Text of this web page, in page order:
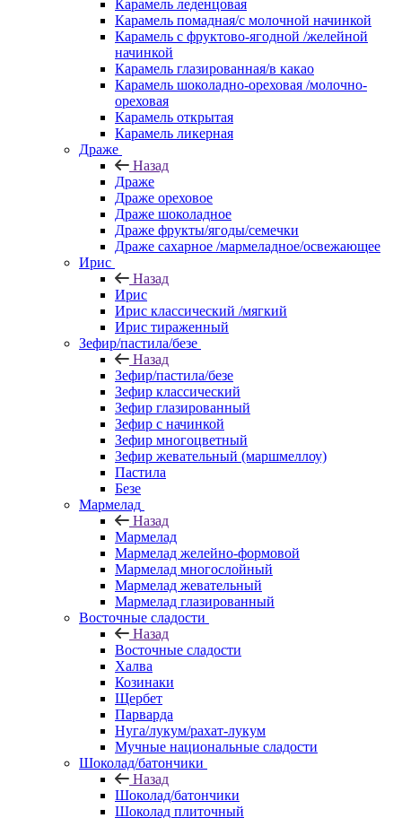
Карамель леденцовая
Карамель помадная/с молочной начинкой
Карамель с фруктово-ягодной /желейной
начинкой
Карамель глазированная/в какао
Карамель шоколадно-ореховая /молочно-
ореховая
Карамель открытая
Карамель ликерная
Драже
Назад
Драже
Драже ореховое
Драже шоколадное
Драже фрукты/ягоды/семечки
Драже сахарное /мармеладное/освежающее
Ирис
Назад
Ирис
Ирис классический /мягкий
Ирис тираженный
Зефир/пастила/безе
Назад
Зефир/пастила/безе
Зефир классический
Зефир глазированный
Зефир с начинкой
Зефир многоцветный
Зефир жевательный (маршмеллоу)
Пастила
Безе
Мармелад
Назад
Мармелад
Мармелад желейно-формовой
Мармелад многослойный
Мармелад жевательный
Мармелад глазированный
Восточные сладости
Назад
Восточные сладости
Халва
Козинаки
Щербет
Парварда
Нуга/лукум/рахат-лукум
Мучные национальные сладости
Шоколад/батончики
Назад
Шоколад/батончики
Шоколад плиточный